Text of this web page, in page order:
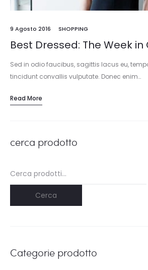
9 Agosto 2016 SHOPPING
Best Dressed: The Week in
Sed in odio faucibus, sagittis lacus eu,
tincidunt convallis vulputate. Donec enim…
Read More
cerca prodotto
Cerca:
Cerca
Categorie prodotto